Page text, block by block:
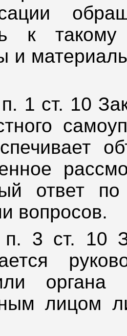
к
и
1 ст. 10
ответ
п. 3 ст. 10
органа
лицом